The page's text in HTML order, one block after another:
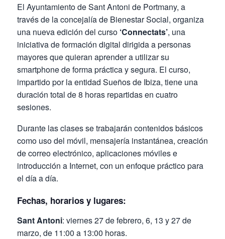
El Ayuntamiento de Sant Antoni de Portmany, a
través de la concejalía de Bienestar Social, organiza
una nueva edición del curso ‘Connectats’, una
iniciativa de formación digital dirigida a personas
mayores que quieran aprender a utilizar su
smartphone de forma práctica y segura. El curso,
impartido por la entidad Sueños de Ibiza, tiene una
duración total de 8 horas repartidas en cuatro
sesiones.
Durante las clases se trabajarán contenidos básicos
como uso del móvil, mensajería instantánea, creación
de correo electrónico, aplicaciones móviles e
introducción a Internet, con un enfoque práctico para
el día a día.
Fechas, horarios y lugares:
Sant Antoni: viernes 27 de febrero, 6, 13 y 27 de
marzo, de 11:00 a 13:00 horas.